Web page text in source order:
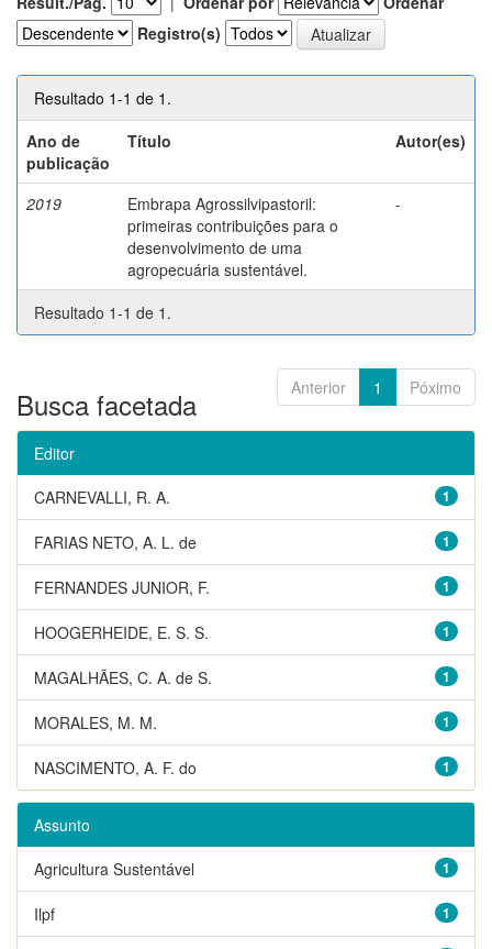
Registro(s)
Resultado 1-1 de 1.
Ano de
publicação
Título Autor(es)
2019
Embrapa Agrossilvipastoril:
primeiras contribuições para o
desenvolvimento de uma
agropecuária sustentável.
-
Resultado 1-1 de 1.
Anterior 1 Póximo
Busca facetada
Editor
1
CARNEVALLI, R. A.
1
FARIAS NETO, A. L. de
1
FERNANDES JUNIOR, F.
1
HOOGERHEIDE, E. S. S.
1
MAGALHÃES, C. A. de S.
1
MORALES, M. M.
1
NASCIMENTO, A. F. do
Assunto
1
Agricultura Sustentável
1
Ilpf